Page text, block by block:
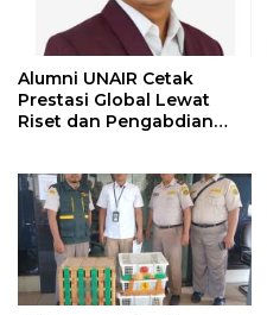
Alumni UNAIR Cetak
Prestasi Global Lewat
Riset dan Pengabdian